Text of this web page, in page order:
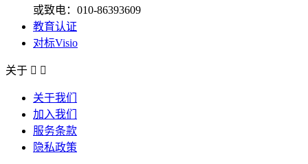
或致电：010-86393609
教育认证
对标Visio
关于  
关于我们
加入我们
服务条款
隐私政策